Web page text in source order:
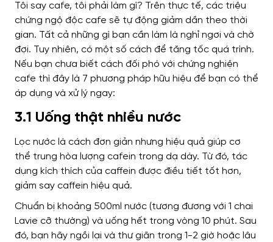
Tôi say cafe, tôi phải làm gì? Trên thực tế, các triệu
chứng ngộ độc cafe sẽ tự động giảm dần theo thời
gian. Tất cả những gì bạn cần làm là nghỉ ngơi và chờ
đợi. Tuy nhiên, có một số cách để tăng tốc quá trình.
Nếu bạn chưa biết cách đối phó với chứng nghiện
cafe thì đây là 7 phương pháp hữu hiệu để bạn có thể
áp dụng và xử lý ngay:
3.1 Uống thật nhiều nước
Lọc nước là cách đơn giản nhưng hiệu quả giúp cơ
thể trung hòa lượng cafein trong dạ dày. Từ đó, tác
dụng kích thích của caffein được điều tiết tốt hơn,
giảm say caffein hiệu quả.
Chuẩn bị khoảng 500ml nước (tương đương với 1 chai
Lavie cỡ thường) và uống hết trong vòng 10 phút. Sau
đó, bạn hãy ngồi lại và thư giãn trong 1-2 giờ hoặc lâu